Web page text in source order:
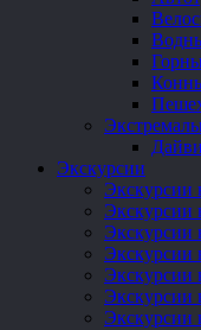
Экскурсии
Экскурсии
Экскурсии
Экскурсии
Экскурсии
Экскурсии
Экскурсии